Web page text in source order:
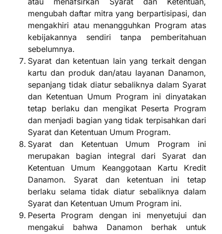
mengubah daftar mitra yang berpartisipasi, dan
mengakhiri atau menangguhkan Program atas
kebijakannya sendiri tanpa pemberitahuan
sebelumnya.
Syarat dan ketentuan lain yang terkait dengan
kartu dan produk dan/atau layanan Danamon,
sepanjang tidak diatur sebaliknya dalam Syarat
dan Ketentuan Umum Program ini dinyatakan
tetap berlaku dan mengikat Peserta Program
dan menjadi bagian yang tidak terpisahkan dari
Syarat dan Ketentuan Umum Program.
Syarat dan Ketentuan Umum Program ini
merupakan bagian integral dari Syarat dan
Ketentuan Umum Keanggotaan Kartu Kredit
Danamon. Syarat dan ketentuan ini tetap
berlaku selama tidak diatur sebaliknya dalam
Syarat dan Ketentuan Umum Program ini.
Peserta Program dengan ini menyetujui dan
mengakui bahwa Danamon berhak untuk